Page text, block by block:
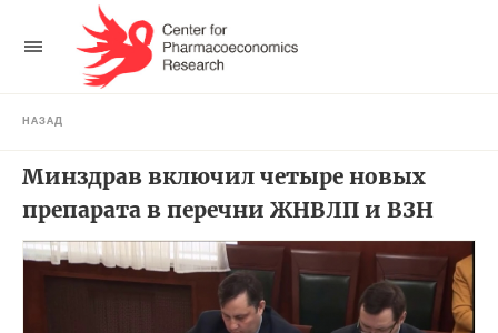
НАЗАД
Минздрав включил четыре новых
препарата в перечни ЖНВЛП и ВЗН